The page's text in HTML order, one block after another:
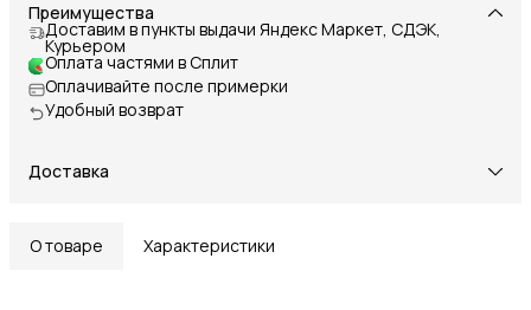
Преимущества
Доставим в пункты выдачи Яндекс Маркет, СДЭК,
Курьером
Оплата частями в Сплит
Оплачивайте после примерки
Удобный возврат
Доставка
О товаре Характеристики